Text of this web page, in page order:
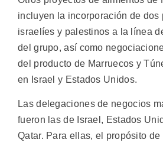
incluyen la incorporación de dos
israelíes y palestinos a la línea
del grupo, así como
del producto de Marruecos y
en Israel y Estados Unidos.
Las delegaciones de negocios
fueron las de Israel, Estados
Qatar. Para ellas, el propósito